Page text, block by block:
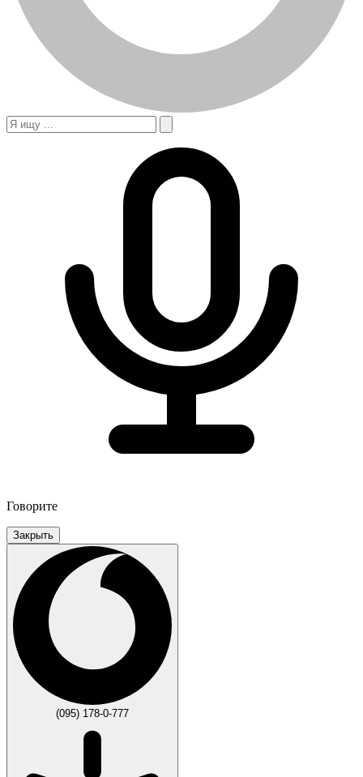
Говорите
Закрыть
(095) 178-0-777